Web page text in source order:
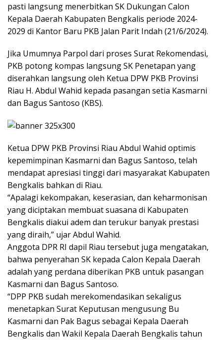
pasti langsung menerbitkan SK Dukungan Calon
Kepala Daerah Kabupaten Bengkalis periode 2024-
2029 di Kantor Baru PKB Jalan Parit Indah (21/6/2024).
Jika Umumnya Parpol dari proses Surat Rekomendasi,
PKB potong kompas langsung SK Penetapan yang
diserahkan langsung oleh Ketua DPW PKB Provinsi
Riau H. Abdul Wahid kepada pasangan setia Kasmarni
dan Bagus Santoso (KBS).
Ketua DPW PKB Provinsi Riau Abdul Wahid optimis
kepemimpinan Kasmarni dan Bagus Santoso, telah
mendapat apresiasi tinggi dari masyarakat Kabupaten
Bengkalis bahkan di Riau.
“Apalagi kekompakan, keserasian, dan keharmonisan
yang diciptakan membuat suasana di Kabupaten
Bengkalis diakui adem dan terukur banyak prestasi
yang diraih,” ujar Abdul Wahid.
Anggota DPR RI dapil Riau tersebut juga mengatakan,
bahwa penyerahan SK kepada Calon Kepala Daerah
adalah yang perdana diberikan PKB untuk pasangan
Kasmarni dan Bagus Santoso.
“DPP PKB sudah merekomendasikan sekaligus
menetapkan Surat Keputusan mengusung Bu
Kasmarni dan Pak Bagus sebagai Kepala Daerah
Bengkalis dan Wakil Kepala Daerah Bengkalis tahun